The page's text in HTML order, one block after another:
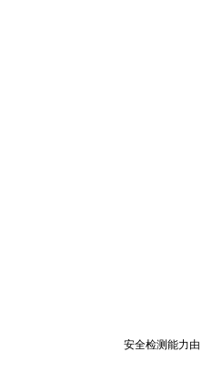
安全检测能力由